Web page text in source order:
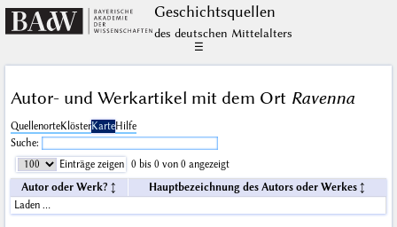
Geschichts­quellen
des deutschen Mittelalters
☰
Autor- und Werkartikel mit dem Ort Ravenna
QuellenorteKlösterKarteHilfe
Suche:
Einträge zeigen
0 bis 0 von 0 angezeigt
Autor oder Werk?
Hauptbezeichnung des Autors oder Werkes
Laden …